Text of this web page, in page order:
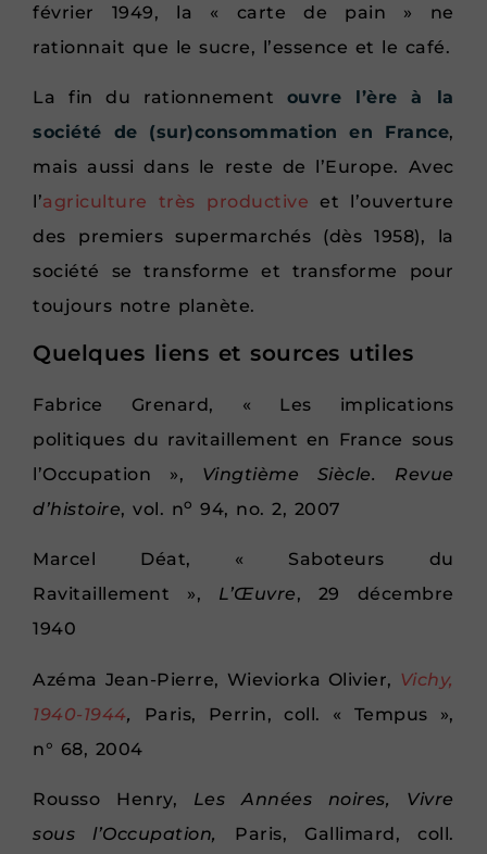
février 1949, la « carte de pain » ne
rationnait que le sucre, l’essence et le café.
La fin du rationnement ouvre l’ère à la
société de (sur)consommation en France,
mais aussi dans le reste de l’Europe. Avec
l’agriculture très productive et l’ouverture
des premiers supermarchés (dès 1958), la
société se transforme et transforme pour
toujours notre planète.
Quelques liens et sources utiles
Fabrice Grenard, « Les implications
politiques du ravitaillement en France sous
l’Occupation », Vingtième Siècle. Revue
d’histoire, vol. no 94, no. 2, 2007
Marcel Déat, « Saboteurs du
Ravitaillement », L’Œuvre, 29 décembre
1940
Azéma Jean-Pierre, Wieviorka Olivier, Vichy,
1940-1944, Paris, Perrin, coll. « Tempus »,
n° 68, 2004
Rousso Henry, Les Années noires, Vivre
sous l’Occupation, Paris, Gallimard, coll.